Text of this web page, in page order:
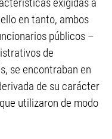
en tanto, ambos
públicos –
de
se encontraban en
de su carácter
utilizaron de modo